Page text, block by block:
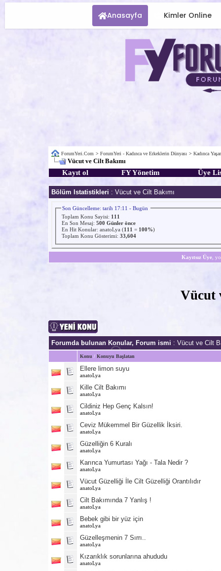
Anasayfa Kimler Online
ForumYeri.Com > ForumYeri - Kadınca ve Erkeklerin Dünyası > Kadınca
Vücut ve Cilt Bakımı
Kayıt ol FY Yönetim Üye
Bölüm Istatistikleri : Vücut ve Cilt Bakımı
Son Güncelleme: tarih 17:11 - Bugün
Toplam Konu Sayisi: 111
En Son Mesaj: 500 Günler önce
En Hit Konular: anatoLya (111 = 100%)
Toplam Konu Gösterimi: 33,604
Kayıtsız Üye,
Vücut
Forumda bulunan Konular, Forum ismi : Vücut ve Cilt
Konu / Konuyu Başlatan
Ellere limon suyu
anatoLya
Kille Cilt Bakımı
anatoLya
Cildiniz Hep Genç Kalsın!
anatoLya
Ceviz Mükemmel Bir Güzellik İksiri.
anatoLya
Güzelliğin 6 Kuralı
anatoLya
Karınca Yumurtası Yağı - Tala Nedir ?
anatoLya
Vücut Güzelliği İle Cilt Güzelliği Orantılıdır
anatoLya
Cilt Bakımında 7 Yanlış !
anatoLya
Bebek gibi bir yüz için
anatoLya
Güzelleşmenin 7 Sırrı..
anatoLya
Kızarıklık sorunlarına ahududu
anatoLya